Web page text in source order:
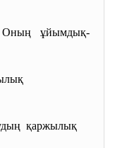
Оның ұйымдық-
қаржылық